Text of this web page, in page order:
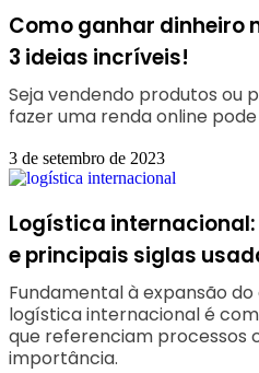
Como ganhar dinheiro
3 ideias incríveis!
Seja vendendo produtos ou
fazer uma renda online
3 de setembro de 2023
Logística
e principais siglas
Fundamental à expansão
logística internacional é
que referenciam processos
importância.